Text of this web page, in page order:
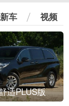
新车 视频
适PLUS版